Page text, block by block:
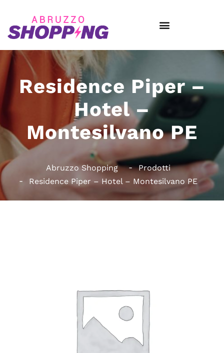
Residence Piper –
Hotel –
Montesilvano PE
Abruzzo Shopping
Prodotti
Residence Piper – Hotel – Montesilvano PE